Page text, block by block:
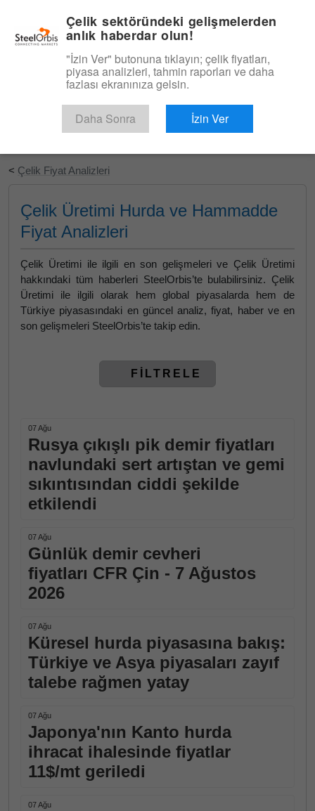
Ücretsiz Deneyin
< Çelik Fiyat Analizleri
Çelik Üretimi Hurda ve Hammadde
Fiyat Analizleri
Çelik Üretimi ile ilgili en son gelişmeleri ve Çelik Üretimi
hakkındaki tüm haberleri SteelOrbis’te bulabilirsiniz. Çelik
Üretimi ile ilgili olarak hem global piyasalarda hem de
Türkiye piyasasındaki en güncel analiz, fiyat, haber ve en
son gelişmeleri SteelOrbis’te takip edin.
FİLTRELE
07 Ağu
Rusya çıkışlı pik demir fiyatları
navlundaki sert artıştan ve gemi
sıkıntısından ciddi şekilde
etkilendi
07 Ağu
Günlük demir cevheri
fiyatları CFR Çin - 7 Ağustos
2026
07 Ağu
Küresel hurda piyasasına bakış:
Türkiye ve Asya piyasaları zayıf
talebe rağmen yatay
07 Ağu
Japonya'nın Kanto hurda
ihracat ihalesinde fiyatlar
11$/mt geriledi
07 Ağu
Çelik sektöründeki gelişmelerden
anlık haberdar olun!
"İzin Ver" butonuna tıklayın; çelik fiyatları,
piyasa analizleri, tahmin raporları ve daha
fazlası ekranınıza gelsin.
Daha Sonra İzin Ver